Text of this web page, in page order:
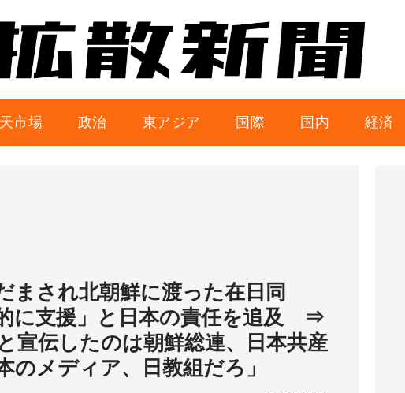
市場 政治 東アジア 国際 国内 経済
まされ北朝鮮に渡った在日同
に支援」と日本の責任を追及 ⇒
宣伝したのは朝鮮総連、日本共産
のメディア、日教組だろ」